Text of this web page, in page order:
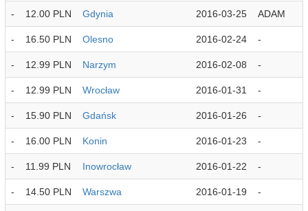
- 12.00 PLN Gdynia 2016-03-25 ADAM
- 16.50 PLN Olesno 2016-02-24 -
- 12.99 PLN Narzym 2016-02-08 -
- 12.99 PLN Wrocław 2016-01-31 -
- 15.90 PLN Gdańsk 2016-01-26 -
- 16.00 PLN Konin 2016-01-23 -
- 11.99 PLN Inowrocław 2016-01-22 -
- 14.50 PLN Warszwa 2016-01-19 -